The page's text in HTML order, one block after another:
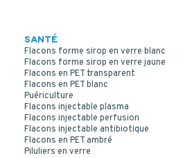
SANTÉ
Flacons forme sirop en verre blanc
Flacons forme sirop en verre jaune
Flacons en PET transparent
Flacons en PET blanc
Puériculture
Flacons injectable plasma
Flacons injectable perfusion
Flacons injectable antibiotique
Flacons en PET ambré
Piluliers en verre